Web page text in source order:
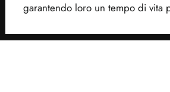
garantendo loro un tempo di vita